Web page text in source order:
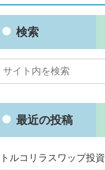
検索
最近の投稿
トルコリラスワップ投資